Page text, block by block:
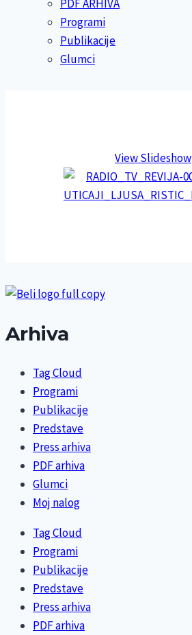
PDF ARHIVA
Programi
Publikacije
Glumci
View Slideshow
Arhiva
Tag Cloud
Programi
Publikacije
Predstave
Press arhiva
PDF arhiva
Glumci
Moj nalog
Tag Cloud
Programi
Publikacije
Predstave
Press arhiva
PDF arhiva